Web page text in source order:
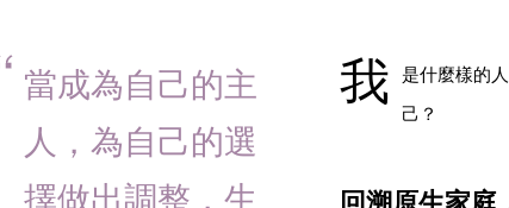
當成為自己的主
人，為自己的選
擇做出調整，生
我 是什麼樣的
己？
回溯原生家庭